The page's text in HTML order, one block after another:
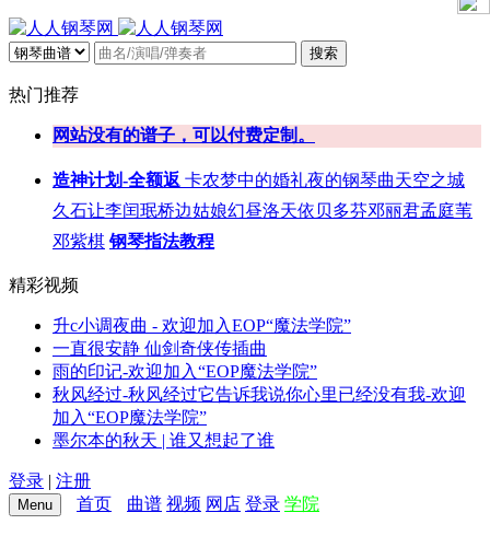
搜索
热门推荐
网站没有的谱子，可以付费定制。
造神计划-全额返 卡农梦中的婚礼夜的钢琴曲天空之城
久石让李闰珉桥边姑娘幻昼洛天依贝多芬邓丽君孟庭苇
邓紫棋 钢琴指法教程
精彩视频
升c小调夜曲 - 欢迎加入EOP“魔法学院”
一直很安静 仙剑奇侠传插曲
雨的印记-欢迎加入“EOP魔法学院”
秋风经过-秋风经过它告诉我说你心里已经没有我-欢迎
加入“EOP魔法学院”
墨尔本的秋天 | 谁又想起了谁
登录 | 注册
Menu 首页 曲谱 视频 网店 登录 学院